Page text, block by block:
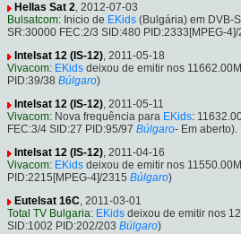
Hellas Sat 2, 2012-07-03
Bulsatcom: Inicio de EKids (Bulgária) em DVB-
SR:30000 FEC:2/3 SID:480 PID:2333[MPEG-
Intelsat 12 (IS-12), 2011-05-18
Vivacom: EKids deixou de emitir nos
PID:39/38 Búlgaro)
Intelsat 12 (IS-12), 2011-05-11
Vivacom: Nova frequência para EKids:
FEC:3/4 SID:27 PID:95/97 Búlgaro- Em aberto).
Intelsat 12 (IS-12), 2011-04-16
Vivacom: EKids deixou de emitir nos
PID:2215[MPEG-4]/2315 Búlgaro)
Eutelsat 16C, 2011-03-01
Total TV Bulgaria: EKids deixou de emitir nos
SID:1002 PID:202/203 Búlgaro)